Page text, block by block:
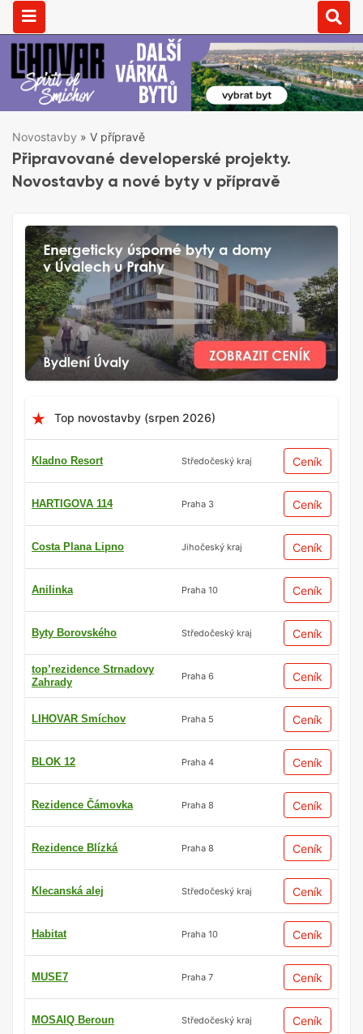
Novostavby » V přípravě
Připravované developerské projekty.
Novostavby a nové byty v přípravě
Top novostavby (srpen 2026)
Kladno Resort Středočeský kraj Ceník
HARTIGOVA 114 Praha 3 Ceník
Costa Plana Lipno Jihočeský kraj Ceník
Anilinka Praha 10 Ceník
Byty Borovského Středočeský kraj Ceník
top’rezidence Strnadovy
Zahrady
Praha 6 Ceník
LIHOVAR Smíchov Praha 5 Ceník
BLOK 12 Praha 4 Ceník
Rezidence Čámovka Praha 8 Ceník
Rezidence Blízká Praha 8 Ceník
Klecanská alej Středočeský kraj Ceník
Habitat Praha 10 Ceník
MUSE7 Praha 7 Ceník
MOSAIQ Beroun Středočeský kraj Ceník